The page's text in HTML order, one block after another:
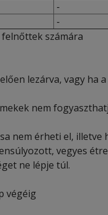
-
-
számára
lezárva, vagy ha
nem
nem érheti el, illetve
vegyes
ne lépje túl.
végéig